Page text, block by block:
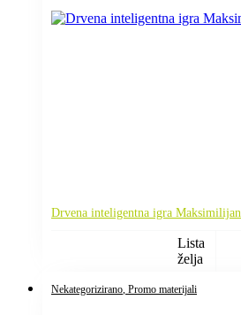
Drvena inteligentna igra Maksimilijan
Lista
želja
Nekategorizirano , Promo materijali